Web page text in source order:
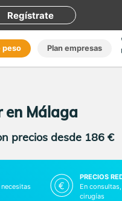
Regístrate
peso Plan empresas
en Málaga
precios desde 186 €
PRECIOS
En
cirugías